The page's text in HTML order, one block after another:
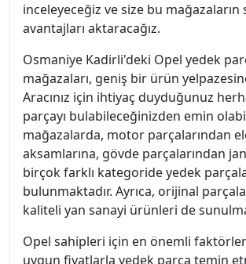
inceleyeceğiz ve size bu
avantajları aktaracağız.
Osmaniye Kadirli'deki Opel yedek
mağazaları, geniş bir ürün
Aracınız için ihtiyaç duyduğunuz
parçayı bulabileceğinizden emin
mağazalarda, motor parçalarından
aksamlarına, gövde parçalarından
birçok farklı kategoride yedek
bulunmaktadır. Ayrıca, orijinal
kaliteli yan sanayi ürünleri de
Opel sahipleri için en önemli
uygun fiyatlarla yedek parça temin